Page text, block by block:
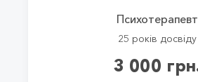
Психотерапевт
25 років досвіду
3 000